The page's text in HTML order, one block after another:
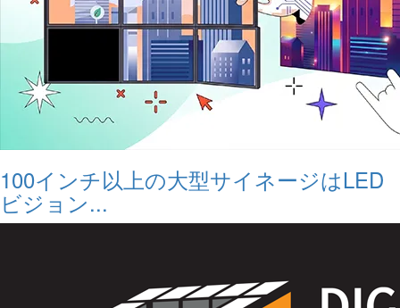
100インチ以上の大型サイネージはLED
ビジョン...